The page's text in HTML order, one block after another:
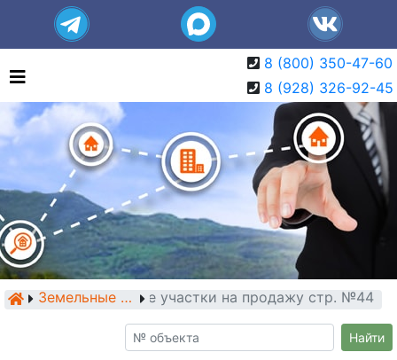
8 (800) 350-47-60
8 (928) 326-92-45
Земельные участки
Земельные участки на продажу стр. №44
Найти